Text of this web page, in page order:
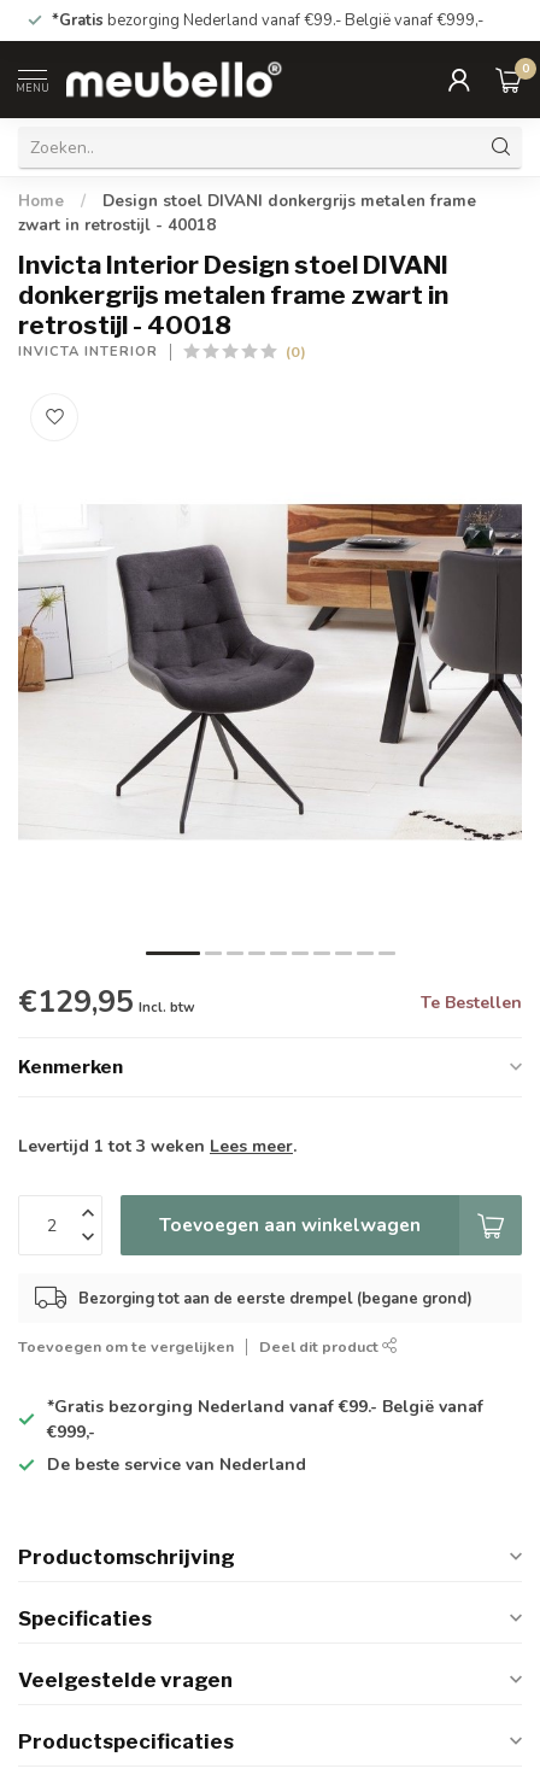
*Gratis bezorging Nederland vanaf €99.- België vanaf €999,-
MENU
0
Home /
Design stoel DIVANI donkergrijs metalen frame
zwart in retrostijl - 40018
Invicta Interior Design stoel DIVANI
donkergrijs metalen frame zwart in
retrostijl - 40018
INVICTA INTERIOR (0)
€129,95 Incl. btw Te Bestellen
Kenmerken
Levertijd 1 tot 3 weken Lees meer.
Toevoegen aan winkelwagen
Bezorging tot aan de eerste drempel (begane grond)
Toevoegen om te vergelijken Deel dit product
*Gratis bezorging Nederland vanaf €99.- België vanaf
€999,-
De beste service van Nederland
Productomschrijving
Specificaties
Veelgestelde vragen
Productspecificaties